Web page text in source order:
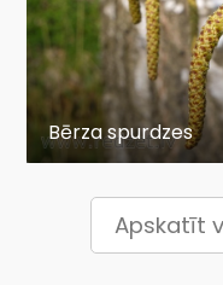
Bērza spurdzes
Apskatīt